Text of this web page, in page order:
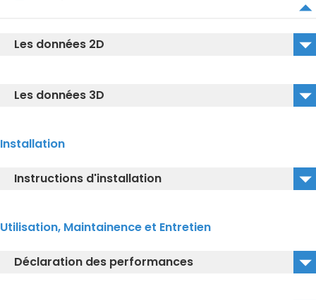
Les données 2D
Les données 3D
lw762y-DXF_01
Installation
Instructions d'installation
rim_basin_LW762Y_01
Utilisation, Maintainence et Entretien
Déclaration des performances